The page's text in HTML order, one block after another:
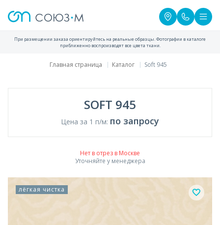
При размещении заказа ориентируйтесь на реальные образцы. Фотографии в каталоге
приближенно воспроизводят все цвета ткани.
Главная страница Каталог Soft 945
SOFT 945
Цена за 1 п/м: по запросу
Нет в отрез в Москве
Уточняйте у менеджера
лёгкая чистка